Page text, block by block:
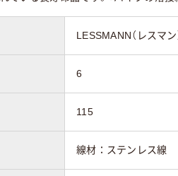
LESSMANN（レスマン
6
115
線材：ステンレス線